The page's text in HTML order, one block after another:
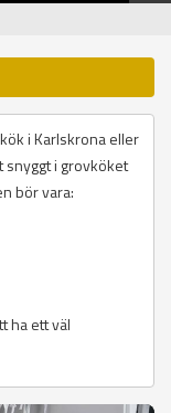
i Karlskrona eller
snyggt i grovköket
bör vara:
ha ett väl